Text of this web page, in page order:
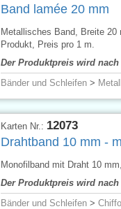
Band lamée 20 mm
Metallisches Band, Breite
Produkt, Preis pro 1 m.
Der Produktpreis wird
Bänder und Schleifen>
Karten Nr.: 12073
Drahtband 10 mm -
Monofilband mit Draht 10
Der Produktpreis wird
Bänder und Schleifen>